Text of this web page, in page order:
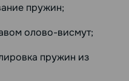
пружин;
олово-висмут;
пружин из